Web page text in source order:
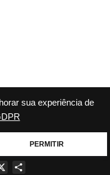
sua experiência de
PERMITIR